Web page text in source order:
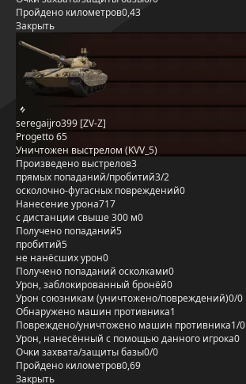
Пройдено километров0,43
Закрыть
seregaijro399 [ZV-Z]
Progetto 65
Уничтожен выстрелом (KVV_5)
Произведено выстрелов3
прямых попаданий/пробитий3/2
осколочно-фугасных повреждений0
Нанесение урона717
с дистанции свыше 300 м0
Получено попаданий5
пробитий5
не нанёсших урон0
Получено попаданий осколками0
Урон, заблокированный бронёй0
Урон союзникам (уничтожено/повреждений)0/0
Обнаружено машин противника1
Повреждено/уничтожено машин противника1/0
Урон, нанесённый с помощью данного игрока0
Очки захвата/защиты базы0/0
Пройдено километров0,69
Закрыть